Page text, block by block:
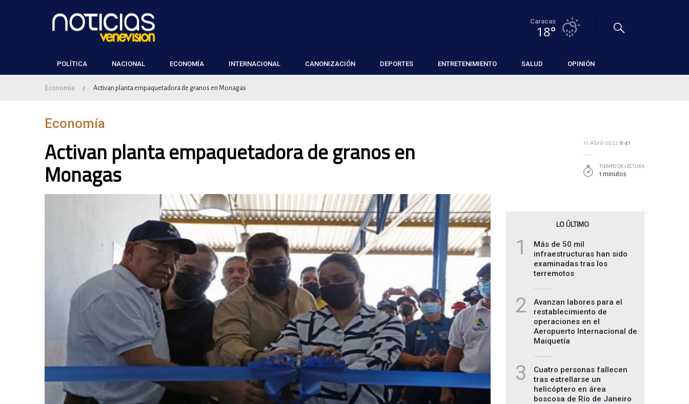
Caracas
18°
POLÍTICA NACIONAL ECONOMÍA INTERNACIONAL CANONIZACIÓN DEPORTES ENTRETENIMIENTO SALUD OPINIÓN
Economía / Activan planta empaquetadora de granos en Monagas
Economía
Activan planta empaquetadora de granos en
Monagas
11-Abril-2022 9:41
TIEMPO DE LECTURA
1 minutos
LO ÚLTIMO
1
Más de 50 mil
infraestructuras han sido
examinadas tras los
terremotos
2
Avanzan labores para el
restablecimiento de
operaciones en el
Aeropuerto Internacional de
Maiquetía
3
Cuatro personas fallecen
tras estrellarse un
helicóptero en área
boscosa de Río de Janeiro